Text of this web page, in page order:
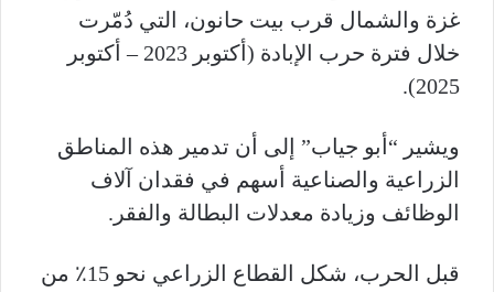
غزة والشمال قرب بيت حانون، التي دُمّرت
خلال فترة حرب الإبادة (أكتوبر 2023 – أكتوبر
2025).
ويشير “أبو جياب” إلى أن تدمير هذه المناطق
الزراعية والصناعية أسهم في فقدان آلاف
الوظائف وزيادة معدلات البطالة والفقر.
قبل الحرب، شكل القطاع الزراعي نحو 15٪ من